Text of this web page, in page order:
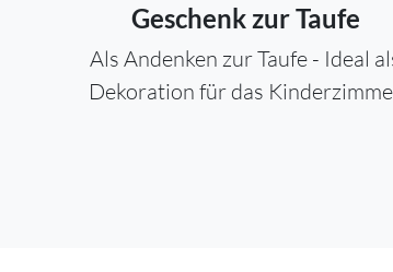
Geschenk zur Taufe
Als Andenken zur Taufe - Ideal
Dekoration für das